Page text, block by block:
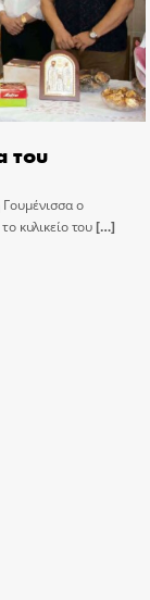
του
ο
κυλικείο του[…]